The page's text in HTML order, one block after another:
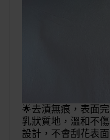
🌟去漬無痕，表面
乳狀質地，溫和不
設計，不會刮花表